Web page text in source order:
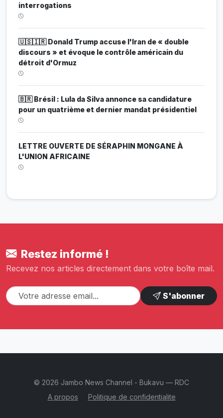
interrogations
🇺🇸🇮🇷 Donald Trump accuse l'Iran de « double
discours » et évoque le contrôle américain du
détroit d'Ormuz
🇧🇷 Brésil : Lula da Silva annonce sa candidature
pour un quatrième et dernier mandat présidentiel
LETTRE OUVERTE DE SÉRAPHIN MONGANE À
L'UNION AFRICAINE
Restez informé !
Recevez nos articles directement dans votre boîte mail.
S'abonner
© 2026 Jambo News Channel - Bukavu — RDC
A propos
Politique de confidentialite